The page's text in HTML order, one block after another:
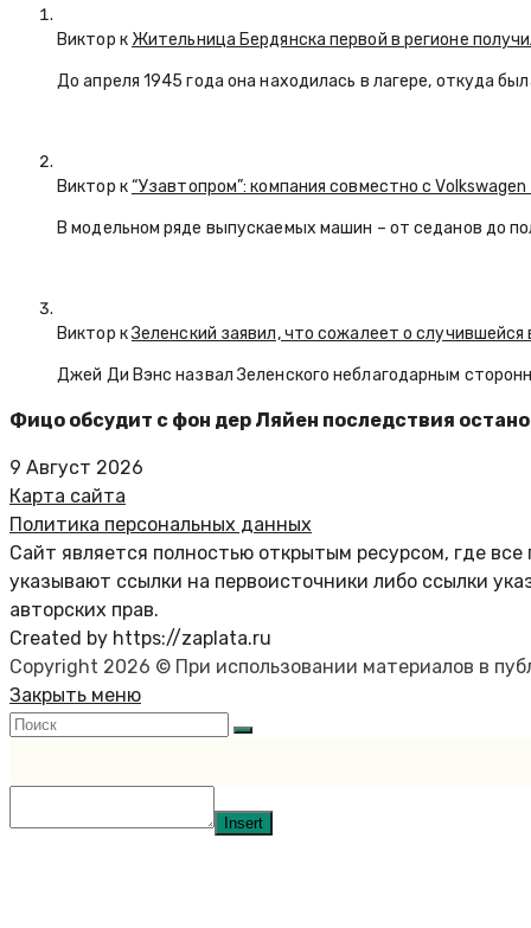
Виктор к Жительница Бердянска первой в регионе
До апреля 1945 года она находилась в лагере, откуда
Виктор к“Узавтопром”: компания совместно с
В модельном ряде выпускаемых машин – от седанов до
Виктор кЗеленский заявил, что сожалеет о
Джей Ди Вэнс назвал Зеленского неблагодарным
Фицо обсудит с фон дер Ляйен последствия
9 Август 2026
Карта сайта
Политика персональных данных
Сайт является полностью открытым ресурсом, где
указывают ссылки на первоисточники либо ссылки
авторских прав.
Created by https://zaplata.ru
Copyright 2026 © При использовании материалов в
Закрыть меню
Insert